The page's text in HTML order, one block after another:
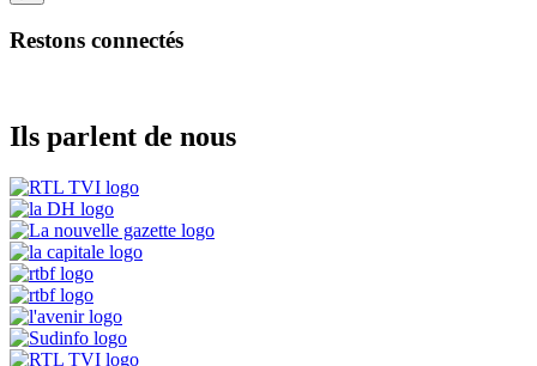
Restons connectés
Ils parlent de nous